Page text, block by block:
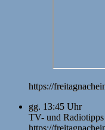
https://
gg. 13:45 Uhr
TV- und
https://